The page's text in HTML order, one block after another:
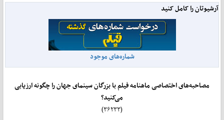
آرشیوتان را کامل کنید
شماره‌های موجود
مصاحبه‌های اختصاصی ماهنامه فیلم با بزرگان سینمای جهان را چگونه ارزیابی
می‌کنید؟